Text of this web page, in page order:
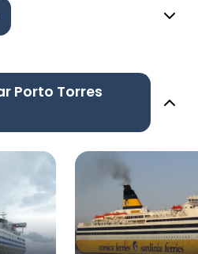
Porto Torres